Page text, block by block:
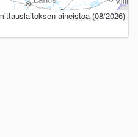
aineistoa (08/2026)